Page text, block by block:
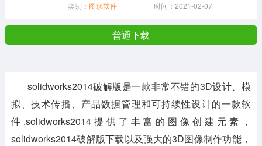
系统工具 其它应用
类别： 图形软件 时间：2021-02-07
普通下载
solidworks2014破解版是一款非常不错的3D设计、模
拟、技术传播、产品数据管理和可持续性设计的一款软
件,solidworks2014提供了丰富的图像创建元素，
solidworks2014破解版下载以及强大的3D图像制作功能，